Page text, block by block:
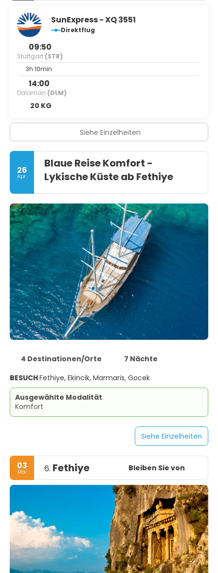
SunExpress - XQ 3551
Direktflug
09:50
Stuttgart (STR)
3h 10min
14:00
Dalaman (DLM)
20 KG
Siehe Einzelheiten
26
Apr.
Blaue Reise Komfort -
Lykische Küste ab Fethiye
4 Destinationen/Orte
7 Nächte
BESUCHFethiye, Ekincik, Marmaris, Gocek
Ausgewählte Modalität
Komfort
Siehe Einzelheiten
03
Mai 6. Fethiye Bleiben Sie von